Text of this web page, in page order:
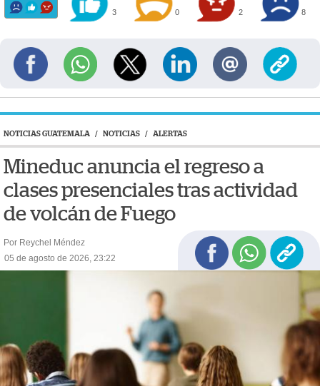
3 0 2 8
NOTICIAS GUATEMALA / NOTICIAS / ALERTAS
Mineduc anuncia el regreso a
clases presenciales tras actividad
de volcán de Fuego
Por Reychel Méndez
05 de agosto de 2026, 23:22